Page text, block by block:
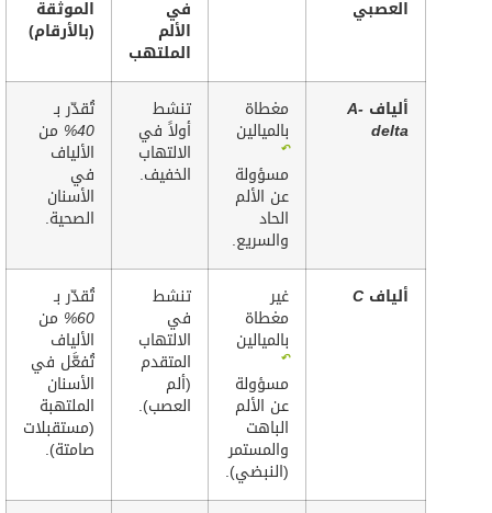
العصبي
في
الألم
الملتهب
الموثقة
(بالأرقام)
ألياف A-
delta
مغطاة
بالميالين
↶
مسؤولة
عن الألم
الحاد
والسريع.
تنشط
أولاً في
الالتهاب
الخفيف.
تُقدّر بـ
40%
من
الألياف
في
الأسنان
الصحية.
ألياف C
غير
مغطاة
بالميالين
↶
مسؤولة
عن الألم
الباهت
والمستمر
(النبضي).
تنشط
في
الالتهاب
المتقدم
(ألم
العصب).
تُقدّر بـ
60%
من
الألياف
تُفعَّل في
الأسنان
الملتهبة
(مستقبلات
صامتة).